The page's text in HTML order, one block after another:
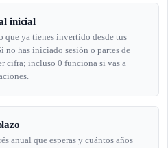
inicial
que ya tienes invertido desde tus
no has iniciado sesión o partes de
cifra; incluso 0 funciona si vas a
anual que esperas y cuántos años